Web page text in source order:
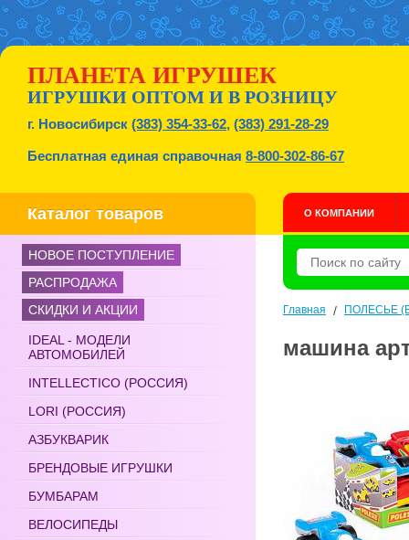
ПЛАНЕТА ИГРУШЕК
ИГРУШКИ ОПТОМ И В РОЗНИЦУ
г. Новосибирск (383) 354-33-62, (383) 291-28-29
Бесплатная единая справочная 8-800-302-86-67
Каталог товаров О КОМПАНИИ
НОВОЕ ПОСТУПЛЕНИЕ
РАСПРОДАЖА
СКИДКИ И АКЦИИ
IDEAL - МОДЕЛИ
АВТОМОБИЛЕЙ
INTELLECTICO (РОССИЯ)
LORI (РОССИЯ)
АЗБУКВАРИК
БРЕНДОВЫЕ ИГРУШКИ
БУМБАРАМ
ВЕЛОСИПЕДЫ
Главная / ПОЛЕСЬЕ
машина